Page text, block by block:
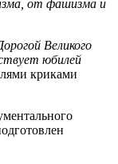
от фашизма и
Великого
юбилей
криками